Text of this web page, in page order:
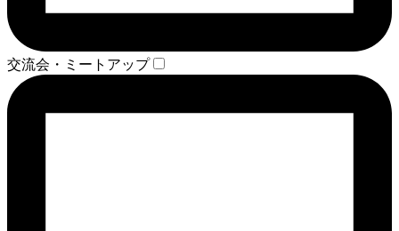
交流会・ミートアップ